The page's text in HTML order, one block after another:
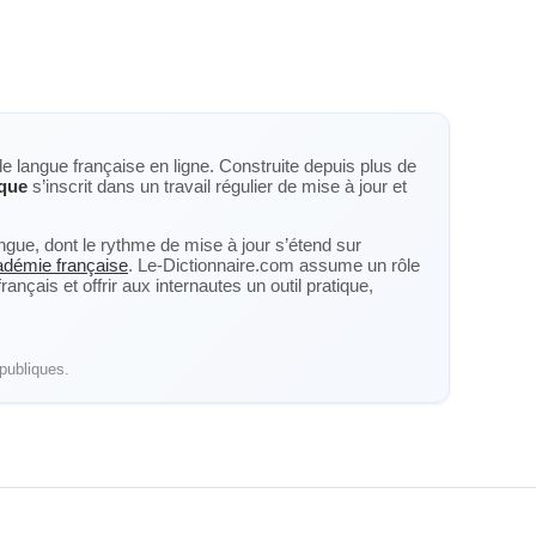
langue française en ligne. Construite depuis plus de
s’inscrit dans un travail régulier de mise à jour et
dont le rythme de mise à jour s’étend sur
française. Le-Dictionnaire.com assume un rôle
et offrir aux internautes un outil pratique,